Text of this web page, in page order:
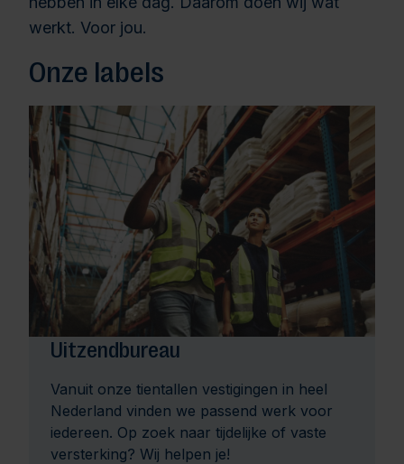
werkt. Voor jou.
Onze labels
Uitzendbureau
Vanuit onze tientallen vestigingen in heel
Nederland vinden we passend werk voor
iedereen. Op zoek naar tijdelijke of vaste
versterking? Wij helpen je!